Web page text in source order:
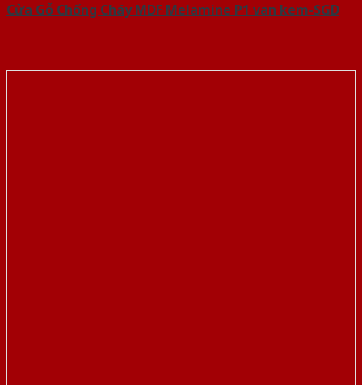
Cửa Gỗ Chống Cháy MDF Melamine P1 van kem-SGD